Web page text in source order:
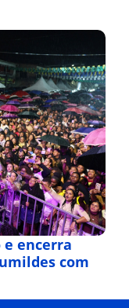
encerra
com